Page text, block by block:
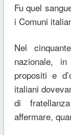
Fu quel
i Comuni
Nel
nazionale,
propositi e
italiani
di
affermare,